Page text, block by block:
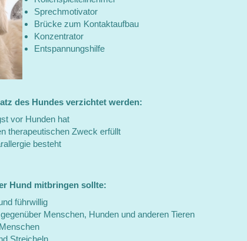
Sprechmotivator
Brücke zum Kontaktaufbau
Konzentrator
Entspannungshilfe
des Hundes verzichtet werden:
vor Hunden hat
therapeutischen Zweck erfüllt
besteht
Hund mitbringen sollte:
führwillig
Menschen, Hunden und anderen Tieren
Streicheln